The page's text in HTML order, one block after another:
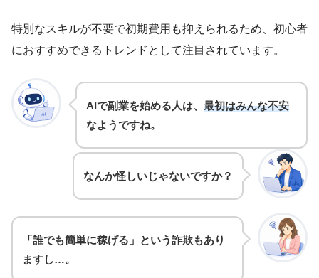
特別なスキルが不要で初期費用も抑えられるため、初心者
におすすめできるトレンドとして注目されています。
AIで副業を始める人は、 最初はみんな不安
なようですね。
なんか怪しいじゃないですか？
「誰でも簡単に稼げる」という詐欺もあり
ますし…。